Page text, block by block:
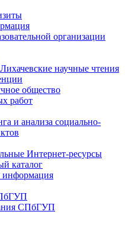
организации
научные чтения
общество
работ
и анализа социально-
Интернет-ресурсы
каталог
информация
СПбГУП